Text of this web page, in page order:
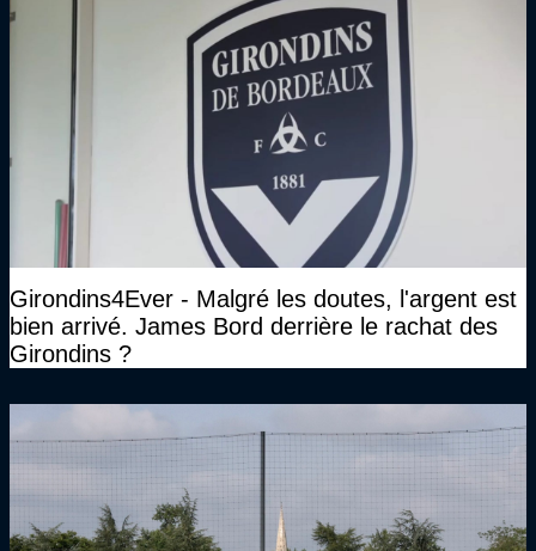
Girondins4Ever - Malgré les doutes, l'argent est
bien arrivé. James Bord derrière le rachat des
Girondins ?